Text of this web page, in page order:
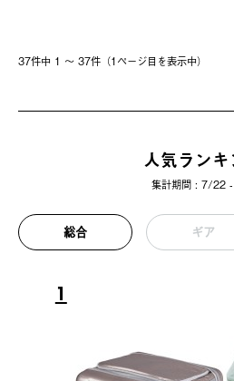
37件中 1 〜 37件（1ページ⽬を表⽰中）
人気ラン
集計期間 : 7/22
総合 ギア
1